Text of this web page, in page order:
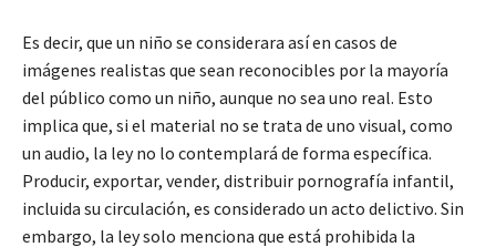
Es decir, que un niño se considerara así en casos de
imágenes realistas que sean reconocibles por la mayoría
del público como un niño, aunque no sea uno real. Esto
implica que, si el material no se trata de uno visual, como
un audio, la ley no lo contemplará de forma específica.
Producir, exportar, vender, distribuir pornografía infantil,
incluida su circulación, es considerado un acto delictivo. Sin
embargo, la ley solo menciona que está prohibida la